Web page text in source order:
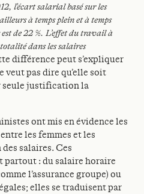
l’écart salarial basé sur les
à temps plein et à temps
de 22 %. L’effet du travail à
dans les salaires
différence peut s’expliquer
pas dire qu’elle soit
seule justification la
ont mis en évidence les
les femmes et les
salaires. Ces
: du salaire horaire
l’assurance groupe) ou
elles se traduisent par